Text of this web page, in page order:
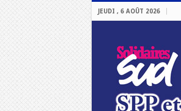
JEUDI , 6 AOÛT 2026